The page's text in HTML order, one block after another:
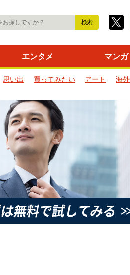
エンタメ マンガ
思い出 買ってみたい アート
海外